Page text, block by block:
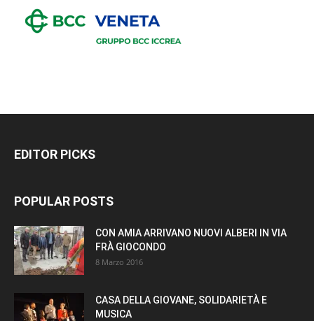
EDITOR PICKS
POPULAR POSTS
CON AMIA ARRIVANO NUOVI ALBERI IN VIA
FRÀ GIOCONDO
8 Marzo 2016
CASA DELLA GIOVANE, SOLIDARIETÀ E
MUSICA